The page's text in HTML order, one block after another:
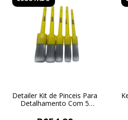
Detailer Kit de Pinceis Para
Detalhamento Com 5